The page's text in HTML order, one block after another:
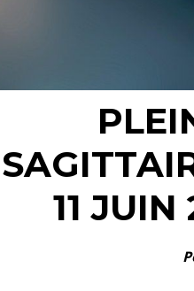
11